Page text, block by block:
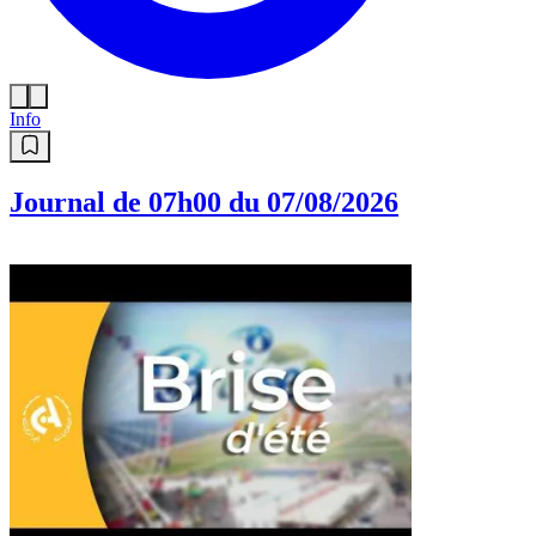
Info
Journal de 07h00 du 07/08/2026